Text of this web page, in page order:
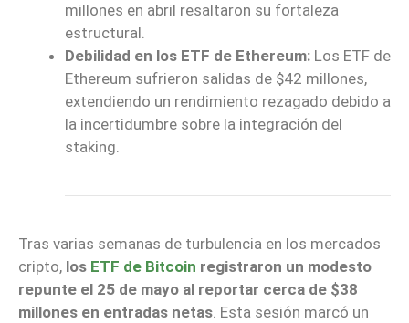
millones en abril resaltaron su fortaleza
estructural.
Debilidad en los ETF de Ethereum: Los ETF de
Ethereum sufrieron salidas de $42 millones,
extendiendo un rendimiento rezagado debido a
la incertidumbre sobre la integración del
staking.
Tras varias semanas de turbulencia en los mercados
cripto, los ETF de Bitcoin registraron un modesto
repunte el 25 de mayo al reportar cerca de $38
millones en entradas netas. Esta sesión marcó un